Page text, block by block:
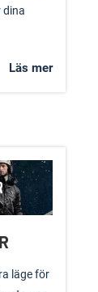
dina
Läs mer
läge för